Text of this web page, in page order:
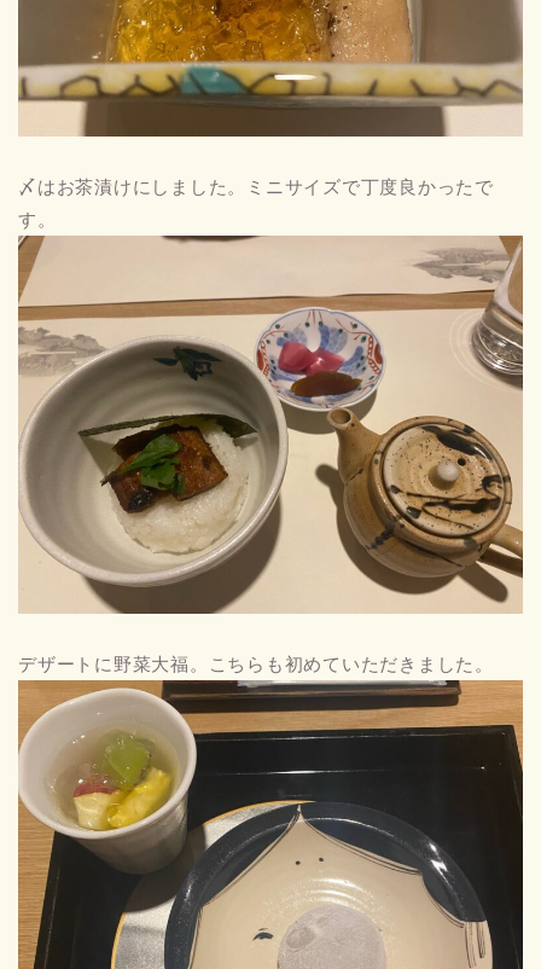
〆はお茶漬けにしました。ミニサイズで丁度良かったで
す。
デザートに野菜大福。こちらも初めていただきました。